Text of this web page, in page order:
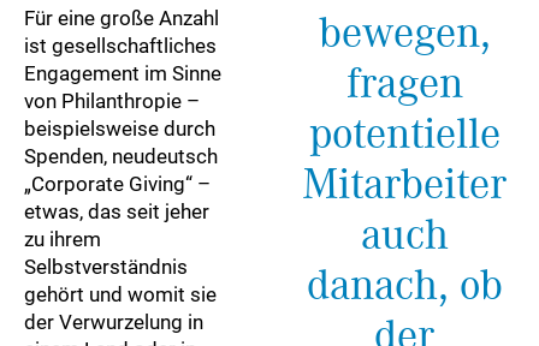
bewegen,
fragen
potentielle
Mitarbeiter
auch
danach, ob
Für eine große Anzahl
ist gesellschaftliches
Engagement im Sinne
von Philanthropie –
beispielsweise durch
Spenden, neudeutsch
„Corporate Giving“ –
etwas, das seit jeher
zu ihrem
Selbstverständnis
gehört und womit sie
der Verwurzelung in